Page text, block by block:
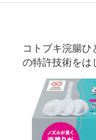
コトブキ浣腸ひ
の特許技術をは
ングノズル、押
容器を採用しま
一般で販売で
で効果も高い